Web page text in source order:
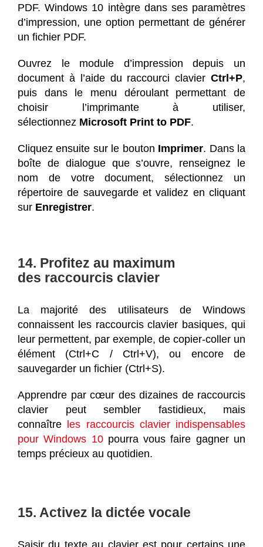
PDF. Windows 10 intègre dans ses paramètres
d’impression, une option permettant de générer
un fichier PDF.
Ouvrez le module d’impression depuis un
document à l’aide du raccourci clavier Ctrl+P,
puis dans le menu déroulant permettant de
choisir l’imprimante à utiliser,
sélectionnez Microsoft Print to PDF.
Cliquez ensuite sur le bouton Imprimer. Dans la
boîte de dialogue que s’ouvre, renseignez le
nom de votre document, sélectionnez un
répertoire de sauvegarde et validez en cliquant
sur Enregistrer.
14. Profitez au maximum
des raccourcis clavier
La majorité des utilisateurs de Windows
connaissent les raccourcis clavier basiques, qui
leur permettent, par exemple, de copier-coller un
élément (Ctrl+C / Ctrl+V), ou encore de
sauvegarder un fichier (Ctrl+S).
Apprendre par cœur des dizaines de raccourcis
clavier peut sembler fastidieux, mais
connaître
les raccourcis clavier indispensables
pour Windows 10pourra vous faire gagner un
temps précieux au quotidien.
15. Activez la dictée vocale
Saisir du texte au clavier est pour certains une